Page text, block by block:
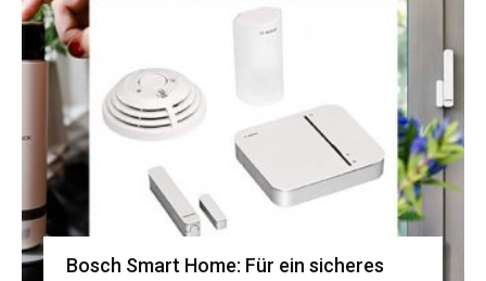
Bosch Smart Home: Für ein sicheres